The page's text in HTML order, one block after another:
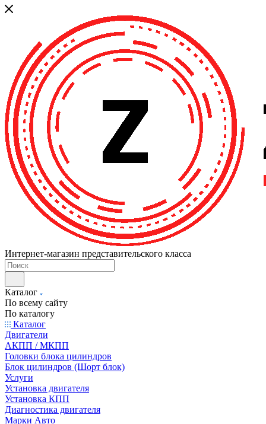
Интернет-магазин представительского класса
Каталог
По всему сайту
По каталогу
Каталог
Двигатели
АКПП / МКПП
Головки блока цилиндров
Блок цилиндров (Шорт блок)
Услуги
Установка двигателя
Установка КПП
Диагностика двигателя
Марки Авто